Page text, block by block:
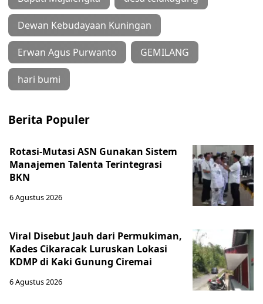
Dewan Kebudayaan Kuningan
Erwan Agus Purwanto GEMILANG
hari bumi
Berita Populer
Rotasi-Mutasi ASN Gunakan Sistem
Manajemen Talenta Terintegrasi
BKN
6 Agustus 2026
Viral Disebut Jauh dari Permukiman,
Kades Cikaracak Luruskan Lokasi
KDMP di Kaki Gunung Ciremai
6 Agustus 2026